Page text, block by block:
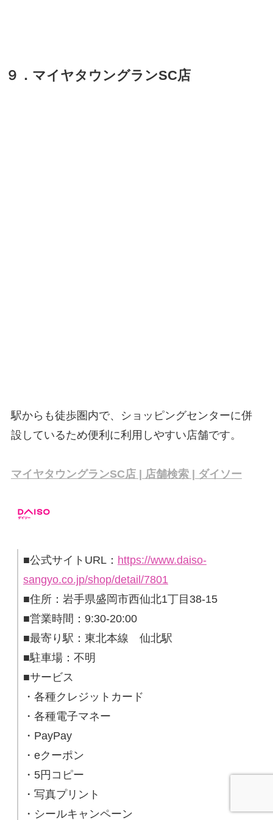
９．マイヤタウングランSC店
駅からも徒歩圏内で、ショッピングセンターに併
設しているため便利に利用しやすい店舗です。
マイヤタウングランSC店 | 店舗検索 | ダイソー
■公式サイトURL： https://www.daiso-
sangyo.co.jp/shop/detail/7801
■住所：岩手県盛岡市西仙北1丁目38-15
■営業時間：9:30-20:00
■最寄り駅：東北本線 仙北駅
■駐車場：不明
■サービス
・各種クレジットカード
・各種電子マネー
・PayPay
・eクーポン
・5円コピー
・写真プリント
・シールキャンペーン